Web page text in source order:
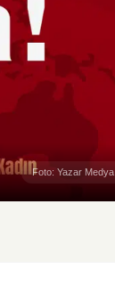
Foto: Yazar Medya